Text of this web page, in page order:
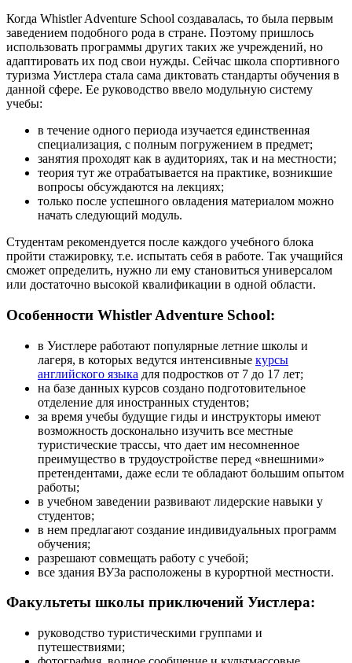
Когда Whistler Adventure School создавалась, то была первым
заведением подобного рода в стране. Поэтому пришлось
использовать программы других таких же учреждений, но
адаптировать их под свои нужды. Сейчас школа спортивного
туризма Уистлера стала сама диктовать стандарты обучения в
данной сфере. Ее руководство ввело модульную систему
учебы:
в течение одного периода изучается единственная
специализация, с полным погружением в предмет;
занятия проходят как в аудиториях, так и на местности;
теория тут же отрабатывается на практике, возникшие
вопросы обсуждаются на лекциях;
только после успешного овладения материалом можно
начать следующий модуль.
Студентам рекомендуется после каждого учебного блока
пройти стажировку, т.е. испытать себя в работе. Так учащийся
сможет определить, нужно ли ему становиться универсалом
или достаточно высокой квалификации в одной области.
Особенности Whistler Adventure School:
в Уистлере работают популярные летние школы и
лагеря, в которых ведутся интенсивные курсы
английского языка для подростков от 7 до 17 лет;
на базе данных курсов создано подготовительное
отделение для иностранных студентов;
за время учебы будущие гиды и инструкторы имеют
возможность досконально изучить все местные
туристические трассы, что дает им несомненное
преимущество в трудоустройстве перед «внешними»
претендентами, даже если те обладают большим опытом
работы;
в учебном заведении развивают лидерские навыки у
студентов;
в нем предлагают создание индивидуальных программ
обучения;
разрешают совмещать работу с учебой;
все здания ВУЗа расположены в курортной местности.
Факультеты школы приключений Уистлера:
руководство туристическими группами и
путешествиями;